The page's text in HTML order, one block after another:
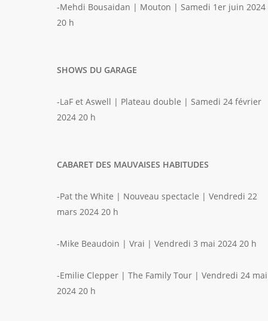
-Mehdi Bousaidan | Mouton | Samedi 1er juin 2024
20 h
SHOWS DU GARAGE
-LaF et Aswell | Plateau double | Samedi 24 février
2024 20 h
CABARET DES MAUVAISES HABITUDES
-Pat the White | Nouveau spectacle | Vendredi 22
mars 2024 20 h
-Mike Beaudoin | Vrai | Vendredi 3 mai 2024 20 h
-Emilie Clepper | The Family Tour | Vendredi 24 mai
2024 20 h